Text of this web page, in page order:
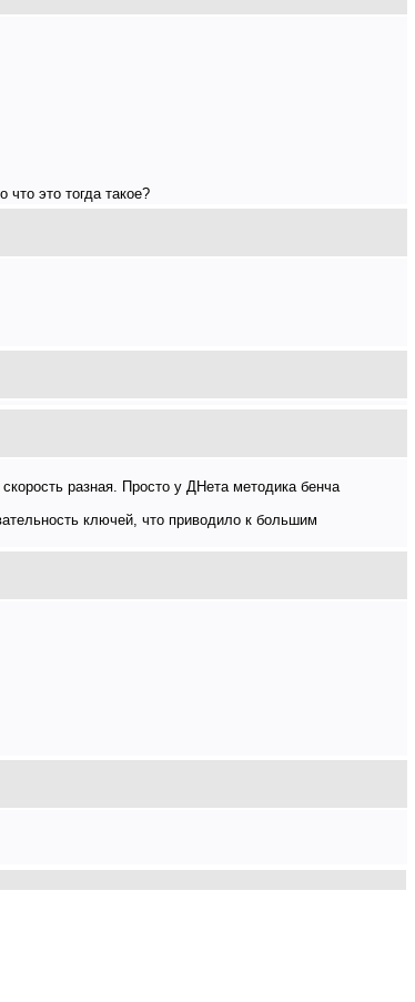
это тогда такое?
разная. Просто у ДНета методика бенча
ключей, что приводило к большим